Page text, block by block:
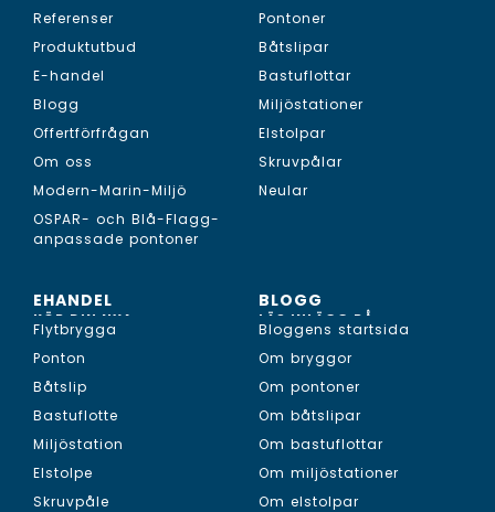
Referenser
Produktutbud
E-handel
Blogg
Offertförfrågan
Om oss
Modern-Marin-Miljö
OSPAR- och Blå-Flagg-
anpassade pontoner
Pontoner
Båtslipar
Bastuflottar
Miljöstationer
Elstolpar
Skruvpålar
Neular
EHANDEL
KÖP DIN NYA...
Flytbrygga
Ponton
Båtslip
Bastuflotte
Miljöstation
Elstolpe
Skruvpåle
BLOGG
LÄS INLÄGG PÅ...
Bloggens startsida
Om bryggor
Om pontoner
Om båtslipar
Om bastuflottar
Om miljöstationer
Om elstolpar